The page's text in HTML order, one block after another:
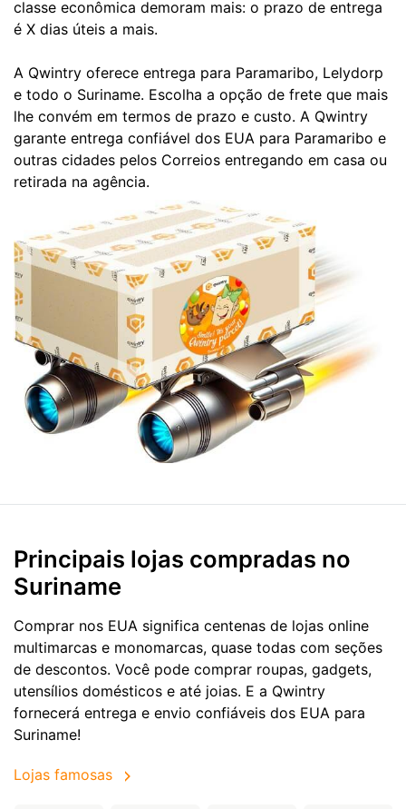
classe econômica demoram mais: o prazo de entrega
é X dias úteis a mais.
A Qwintry oferece entrega para Paramaribo, Lelydorp
e todo o Suriname. Escolha a opção de frete que mais
lhe convém em termos de prazo e custo. A Qwintry
garante entrega confiável dos EUA para Paramaribo e
outras cidades pelos Correios entregando em casa ou
retirada na agência.
Principais lojas compradas no
Suriname
Comprar nos EUA significa centenas de lojas online
multimarcas e monomarcas, quase todas com seções
de descontos. Você pode comprar roupas, gadgets,
utensílios domésticos e até joias. E a Qwintry
fornecerá entrega e envio confiáveis dos EUA para
Suriname!
Lojas famosas